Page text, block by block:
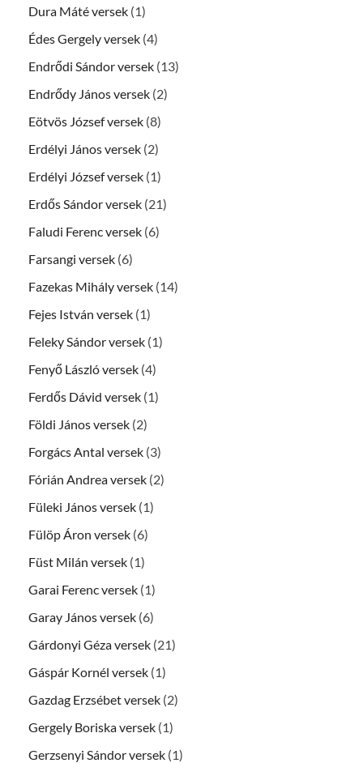
Dura Máté versek (1)
Édes Gergely versek (4)
Endrődi Sándor versek (13)
Endrődy János versek (2)
Eötvös József versek (8)
Erdélyi János versek (2)
Erdélyi József versek (1)
Erdős Sándor versek (21)
Faludi Ferenc versek (6)
Farsangi versek (6)
Fazekas Mihály versek (14)
Fejes István versek (1)
Feleky Sándor versek (1)
Fenyő László versek (4)
Ferdős Dávid versek (1)
Földi János versek (2)
Forgács Antal versek (3)
Fórián Andrea versek (2)
Füleki János versek (1)
Fülöp Áron versek (6)
Füst Milán versek (1)
Garai Ferenc versek (1)
Garay János versek (6)
Gárdonyi Géza versek (21)
Gáspár Kornél versek (1)
Gazdag Erzsébet versek (2)
Gergely Boriska versek (1)
Gerzsenyi Sándor versek (1)